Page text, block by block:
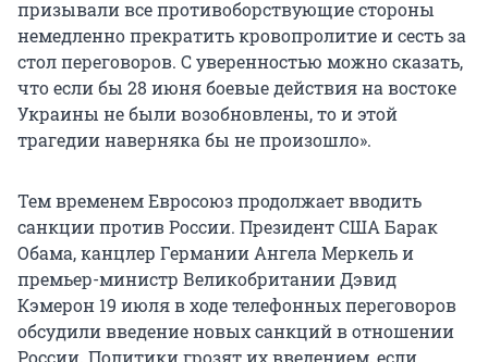
призывали все противоборствующие стороны
немедленно прекратить кровопролитие и сесть за
стол переговоров. С уверенностью можно сказать,
что если бы 28 июня боевые действия на востоке
Украины не были возобновлены, то и этой
трагедии наверняка бы не произошло».
Тем временем Евросоюз продолжает вводить
санкции против России. Президент США Барак
Обама, канцлер Германии Ангела Меркель и
премьер-министр Великобритании Дэвид
Кэмерон 19 июля в ходе телефонных переговоров
обсудили введение новых санкций в отношении
России. Политики грозят их введением, если